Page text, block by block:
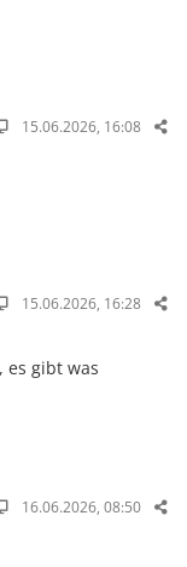
15.06.2026, 16:08
15.06.2026, 16:28
es gibt was
16.06.2026, 08:50